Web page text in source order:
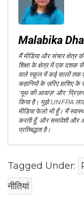
Malabika
मैं मीडिया और संचार क्षेत्र
शिक्षा के क्षेत्र में एक दशक
वाले स्कूल में कई सालों तक
कहानियों के ज़रिए हाशिए
'यूथ की आवाज़' और 'प्रिज़न
किया है। मुझे UNFPA
मीडिया फेलो भी हूँ। मैं
करती हूँ, और समावेशी और
प्रतिबद्धता है।
Tagged Under:
नीतियां